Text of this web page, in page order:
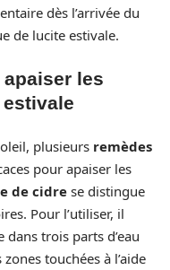
dès l’arrivée du
de lucite estivale.
les
plusieurs remèdes
pour apaiser les
de cidrese distingue
Pour l’utiliser, il
trois parts d’eau
touchées à l’aide